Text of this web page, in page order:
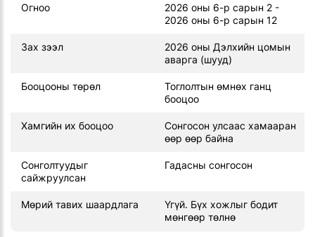
Огноо
2026 оны 6-р сарын 2 -
2026 оны 6-р сарын 12
Зах зээл
2026 оны Дэлхийн цомын
аварга (шууд)
Бооцооны төрөл
Тоглолтын өмнөх ганц
бооцоо
Хамгийн их бооцоо
Сонгосон улсаас хамааран
өөр өөр байна
Сонголтуудыг
сайжруулсан
Гадасны сонгосон
Мөрий тавих шаардлага
Үгүй. Бүх хожлыг бодит
мөнгөөр төлнө